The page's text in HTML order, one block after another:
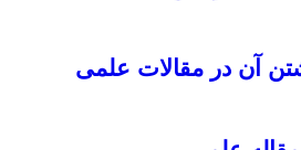
آن در مقالات علمی